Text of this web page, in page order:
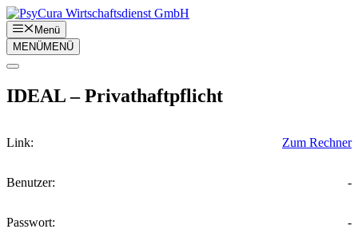
Zum
Inhalt
springen
Menü
MENÜMENÜ
IDEAL – Privathaftpflicht
Link: Zum Rechner
Benutzer: -
Passwort: -